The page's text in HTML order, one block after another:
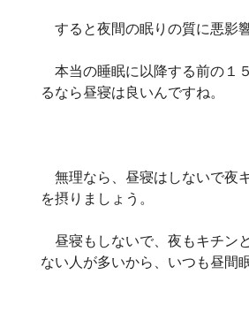
すると夜間の眠りの質に悪影
本当の睡眠に以降する前の１
るなら昼寝は良いんですね。
無理なら、昼寝はしないで夜
を摂りましょう。
昼寝もしないで、夜もキチン
ない人が多いから、いつも昼間